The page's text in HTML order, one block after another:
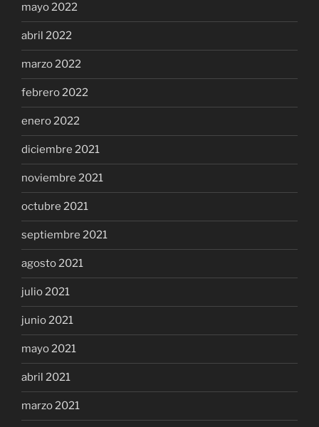
mayo 2022
abril 2022
marzo 2022
febrero 2022
enero 2022
diciembre 2021
noviembre 2021
octubre 2021
septiembre 2021
agosto 2021
julio 2021
junio 2021
mayo 2021
abril 2021
marzo 2021